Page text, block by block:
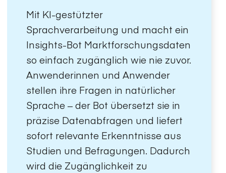
Mit KI-gestützter
Sprachverarbeitung und macht ein
Insights-Bot Marktforschungsdaten
so einfach zugänglich wie nie zuvor.
Anwenderinnen und Anwender
stellen ihre Fragen in natürlicher
Sprache – der Bot übersetzt sie in
präzise Datenabfragen und liefert
sofort relevante Erkenntnisse aus
Studien und Befragungen. Dadurch
wird die Zugänglichkeit zu